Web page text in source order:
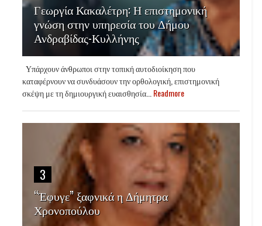
Γεωργία Κακαλέτρη: Η επιστημονική
γνώση στην υπηρεσία του Δήμου
Ανδραβίδας-Κυλλήνης
Υπάρχουν άνθρωποι στην τοπική αυτοδιοίκηση που
καταφέρνουν να συνδυάσουν την ορθολογική, επιστημονική
σκέψη με τη δημιουργική ευαισθησία...Readmore
3
“Έφυγε” ξαφνικά η Δήμητρα
Χρονοπούλου